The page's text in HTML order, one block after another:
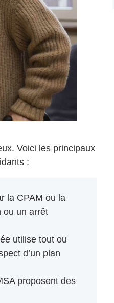
Voici les principaux
:
la CPAM ou la
ou un arrêt
utilise tout ou
d’un plan
proposent des